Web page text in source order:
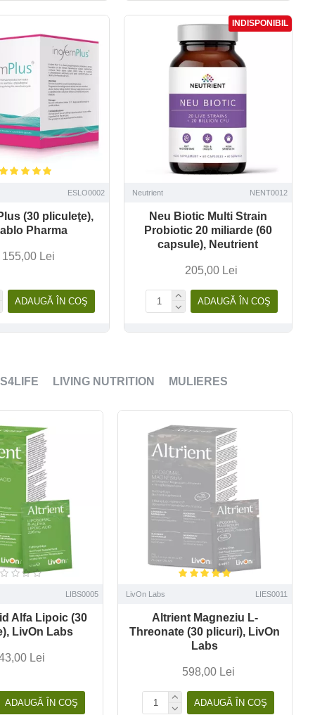
ESLO0002
(30 pliculeţe),
Pharma
155,00 Lei
ADAUGĂ ÎN COŞ
INDISPONIBIL
Neutrient NENT0012
Neu Biotic Multi Strain
Probiotic 20 miliarde (60
capsule), Neutrient
205,00 Lei
ADAUGĂ ÎN COŞ
LIVING NUTRITION MULIERES
LIBS0005
Alfa Lipoic (30
LivOn Labs
Lei
ADAUGĂ ÎN COŞ
LivOn Labs LIES0011
Altrient Magneziu L-
Threonate (30 plicuri), LivOn
Labs
598,00 Lei
ADAUGĂ ÎN COŞ